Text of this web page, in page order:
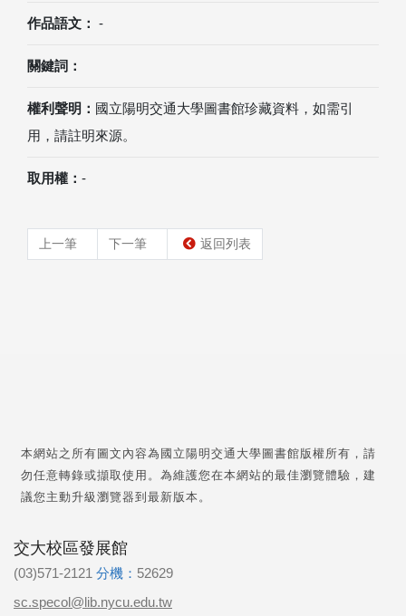
作品語文： -
關鍵詞：
權利聲明： 國立陽明交通大學圖書館珍藏資料，如需引
用，請註明來源。
取用權： -
上一筆 下一筆 返回列表
本網站之所有圖文內容為國立陽明交通大學圖書館版權所有，請
勿任意轉錄或擷取使用。為維護您在本網站的最佳瀏覽體驗，建
議您主動升級瀏覽器到最新版本。
交大校區發展館
(03)571-2121 分機： 52629
sc.specol@lib.nycu.edu.tw